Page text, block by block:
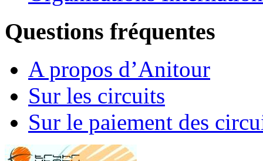
Questions fréquentes
A propos d’Anitour
Sur les circuits
Sur le paiement des